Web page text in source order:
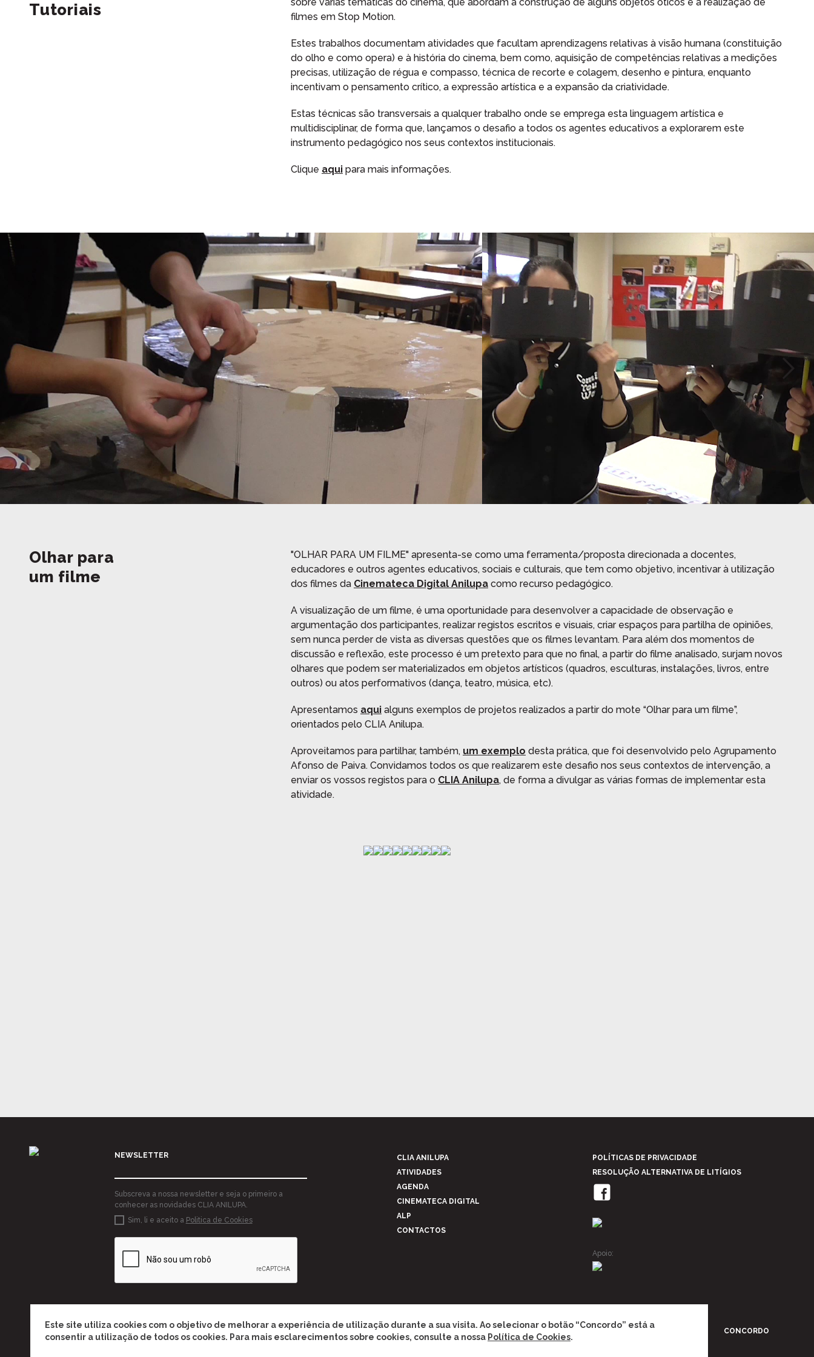
Tutoriais
filmes em Stop Motion.
Estes trabalhos documentam atividades que facultam aprendizagens relativas à visão humana (constituição
do olho e como opera) e à história do cinema, bem como, aquisição de competências relativas a medições
precisas, utilização de régua e compasso, técnica de recorte e colagem, desenho e pintura, enquanto
incentivam o pensamento crítico, a expressão artística e a expansão da criatividade.
Estas técnicas são transversais a qualquer trabalho onde se emprega esta linguagem artística e
multidisciplinar, de forma que, lançamos o desafio a todos os agentes educativos a explorarem este
instrumento pedagógico nos seus contextos institucionais.
Clique aqui para mais informações.
Olhar para
um filme
"OLHAR PARA UM FILME" apresenta-se como uma ferramenta/proposta direcionada a docentes,
educadores e outros agentes educativos, sociais e culturais, que tem como objetivo, incentivar à utilização
dos filmes da Cinemateca Digital Anilupa como recurso pedagógico.
A visualização de um filme, é uma oportunidade para desenvolver a capacidade de observação e
argumentação dos participantes, realizar registos escritos e visuais, criar espaços para partilha de opiniões,
sem nunca perder de vista as diversas questões que os filmes levantam. Para além dos momentos de
discussão e reflexão, este processo é um pretexto para que no final, a partir do filme analisado, surjam novos
olhares que podem ser materializados em objetos artísticos (quadros, esculturas, instalações, livros, entre
outros) ou atos performativos (dança, teatro, música, etc).
Apresentamos aqui alguns exemplos de projetos realizados a partir do mote “Olhar para um filme”,
orientados pelo CLIA Anilupa.
Aproveitamos para partilhar, também, um exemplo desta prática, que foi desenvolvido pelo Agrupamento
Afonso de Paiva. Convidamos todos os que realizarem este desafio nos seus contextos de intervenção, a
enviar os vossos registos para o CLIA Anilupa, de forma a divulgar as várias formas de implementar esta
atividade.
NEWSLETTER
Subscreva a nossa newsletter e seja o primeiro a
conhecer as novidades CLIA ANILUPA.
Sim, li e aceito a Politica de Cookies
ENVIAR
CLIA ANILUPA
ATIVIDADES
AGENDA
CINEMATECA DIGITAL
ALP
CONTACTOS
POLÍTICAS DE PRIVACIDADE
RESOLUÇÃO ALTERNATIVA DE LITÍGIOS
Apoio:
Este site utiliza cookies com o objetivo de melhorar a experiência de utilização durante a sua visita. Ao selecionar o botão “Concordo” está a
consentir a utilização de todos os cookies. Para mais esclarecimentos sobre cookies, consulte a nossa Política de Cookies.
CONCORDO
Experimente procurar por palavras-chave, relacionadas com os conteúdos dos filmes:
Ambiente, Intergeracional, Direitos, Tradição, Igualdade, Ribeira, Personalidades, Poético, Musical, etc.
Registe-se aqui.
ENTRAR
Recuperar a sua palavra passe?
TERMINAR SESSÃO
ENVIAR
Voltar